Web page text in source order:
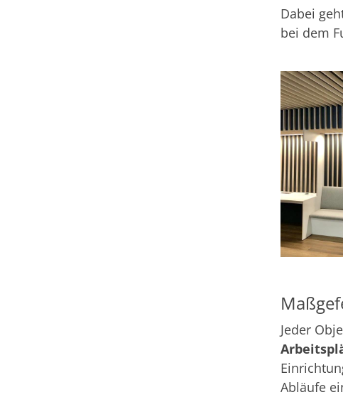
Dabei
bei dem
Jeder
Abläufe